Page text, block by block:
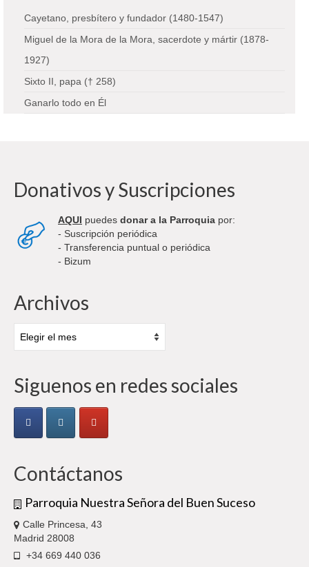
Cayetano, presbítero y fundador (1480-1547)
Miguel de la Mora de la Mora, sacerdote y mártir (1878-
1927)
Sixto II, papa († 258)
Ganarlo todo en Él
Donativos y Suscripciones
AQUI puedes donar a la Parroquia por:
- Suscripción periódica
- Transferencia puntual o periódica
- Bizum
Archivos
Siguenos en redes sociales
Contáctanos
Parroquia Nuestra Señora del Buen Suceso
Calle Princesa, 43
Madrid 28008
+34 669 440 036